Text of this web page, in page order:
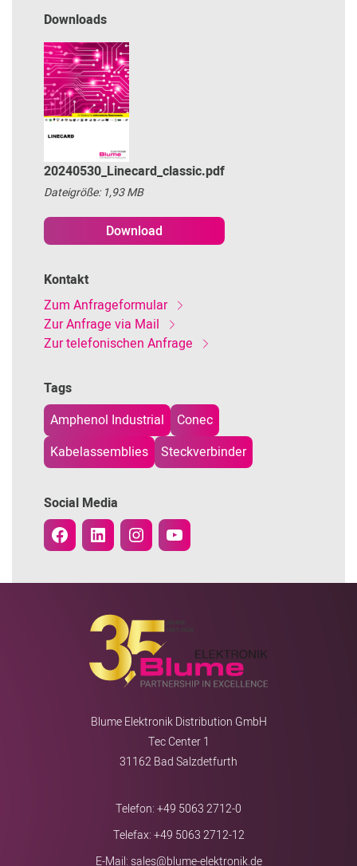
Downloads
20240530_Linecard_classic.pdf
Dateigröße: 1,93 MB
Download
Kontakt
Zum Anfrageformular
Zur Anfrage via Mail
Zur telefonischen Anfrage
Tags
Amphenol Industrial
Conec
Kabelassemblies
Steckverbinder
Social Media
Blume Elektronik Distribution GmbH
Tec Center 1
31162 Bad Salzdetfurth
Telefon:+49 5063 2712-0
Telefax: +49 5063 2712-12
E-Mail:sales@blume-elektronik.de